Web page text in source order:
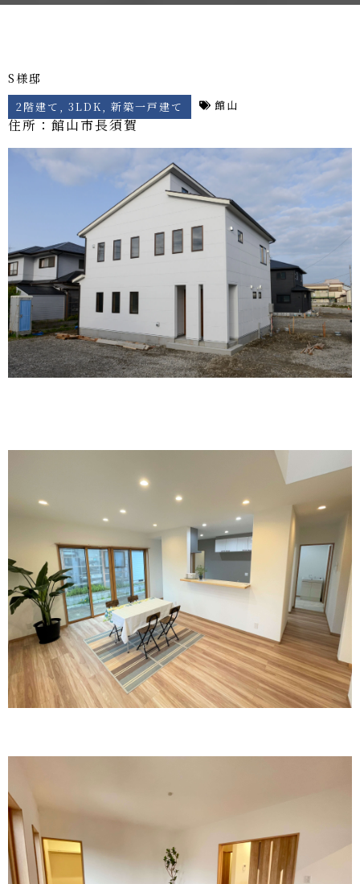
S様邸
2階建て , 3LDK, 新築一戸建て 館山
住所：館山市長須賀